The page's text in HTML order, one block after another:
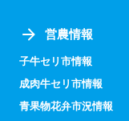
営農情報
子牛セリ市情報
成肉牛セリ市情報
青果物花弁市況情報